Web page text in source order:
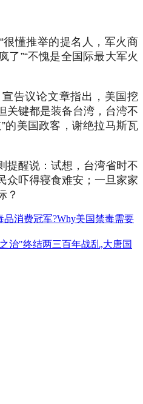
懂推举的提名人，军火商
了”“不愧是全国际最大军火
告议论文章指出，美国挖
关键都是装备台湾，台湾不
的美国政客，谢绝拉马斯瓦
提醒说：试想，台湾省时不
众吓得寝食难安；一旦家家
？
品消费冠军?Why美国禁毒需要
治"终结两三百年战乱,大唐国